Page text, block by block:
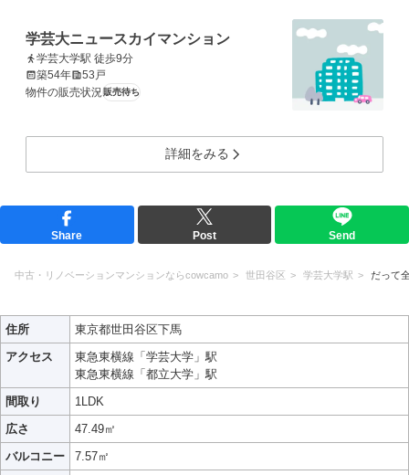
学芸大ニュースカイマンション
学芸大学駅 徒歩9分
築54年
53戸
物件の販売状況 販売待ち
詳細をみる
Share Post Send
中古・リノベーションマンションならcowcamo 世田谷区 学芸大学駅 だって
住所
東京都世田谷区下馬
アクセス
東急東横線「学芸大学」駅
東急東横線「都立大学」駅
間取り
1LDK
広さ
47.49㎡
バルコニー
7.57㎡